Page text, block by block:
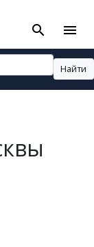
search menu
Найти